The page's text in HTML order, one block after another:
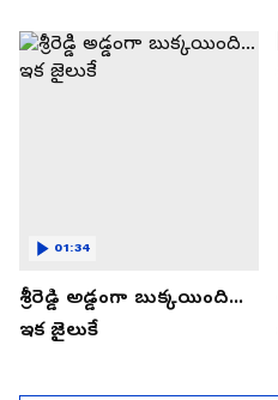
శ్రీరెడ్డి అడ్డంగా బుక్కయింది...
ఇక జైలుకే
01:34